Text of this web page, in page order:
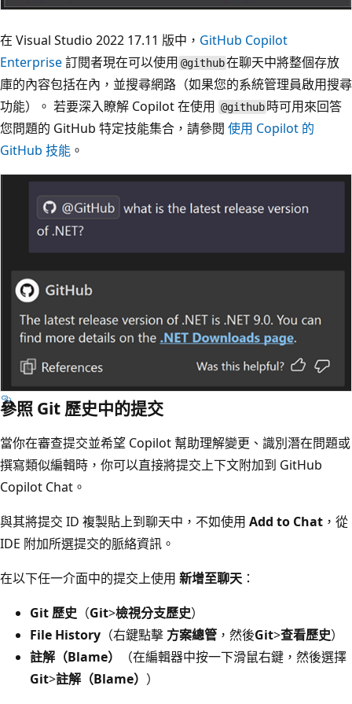
在 Visual Studio 2022 17.11 版中， GitHub Copilot
Enterprise訂閱者現在可以使用 @github在聊天中將整個存放
庫的內容包括在內，並搜尋網路（如果您的系統管理員啟用搜尋
功能）。 若要深入瞭解 Copilot 在使用 @github 時可用來回答
您問題的 GitHub 特定技能集合，請參閱 使用 Copilot 的
GitHub 技能 。
參照 Git 歷史中的提交
當你在審查提交並希望 Copilot 幫助理解變更、識別潛在問題或
撰寫類似編輯時，你可以直接將提交上下文附加到 GitHub
Copilot Chat。
與其將提交 ID 複製貼上到聊天中，不如使用 Add to Chat ，從
IDE 附加所選提交的脈絡資訊。
在以下任一介面中的提交上使用 新增至聊天 ：
Git 歷史 （Git>檢視分支歷史）
File History （右鍵點擊 方案總管 ，然後Git>查看歷史）
註解（Blame）
（在編輯器中按一下滑鼠右鍵，然後選擇
Git>註解（Blame） ）